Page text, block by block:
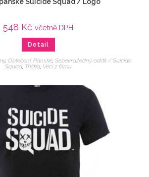
548 Kč včetně DPH
Detail
, Oblečení, Pánské Sebevražedný oddíl / Suicide
Squad, Trička, Veci z filmu